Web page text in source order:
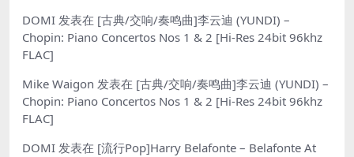
DOMI 发表在 [古典/交响/奏鸣曲]李云迪 (YUNDI) –
Chopin: Piano Concertos Nos 1 & 2 [Hi-Res 24bit 96khz
FLAC]
Mike Waigon 发表在 [古典/交响/奏鸣曲]李云迪 (YUNDI) –
Chopin: Piano Concertos Nos 1 & 2 [Hi-Res 24bit 96khz
FLAC]
DOMI 发表在 [流行Pop]Harry Belafonte – Belafonte At